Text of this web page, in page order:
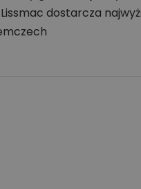
dostarcza